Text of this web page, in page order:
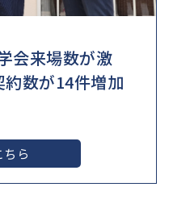
会来場数が激
数が14件増加
ちら